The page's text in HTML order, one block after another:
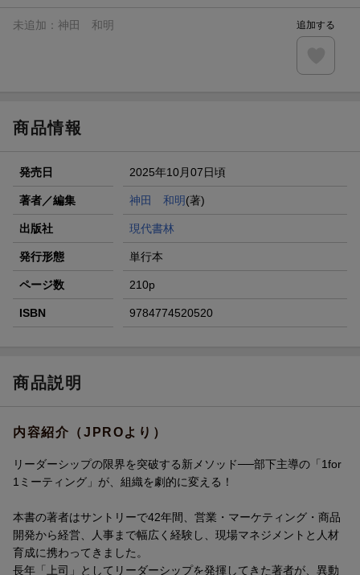
エントリー＆3,000円以上購入で無料データSIM（3GB/月プ
楽天モバイル紹介キャンペーンの拡散で300円OFFクーポン
未追加： 神田 和明 追加する
商品情報
発売日 2025年10月07日頃
著者／編集 神田 和明(著)
出版社 現代書林
発行形態 単行本
ページ数 210p
ISBN 9784774520520
商品説明
内容紹介（JPROより）
リーダーシップの限界を突破する新メソッド──部下主導の「1for
1ミーティング」が、組織を劇的に変える！
本書の著者はサントリーで42年間、営業・マーケティング・商品
開発から経営、人事まで幅広く経験し、現場マネジメントと人材
育成に携わってきました。
長年「上司」としてリーダーシップを発揮してきた著者が、異動